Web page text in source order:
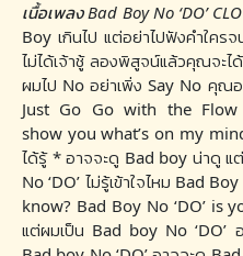
เนื้อเพลง Bad Boy No ‘DO’
Boy เกินไป แต่อย่าไปฟังคำใคร
ไม่ได้เจ้าชู้ ลองพิสูจน์แล้วคุณจะ
ผมไป No อย่าเพิ่ง Say No คุณ
Just Go Go with the Flow
show you what’s on my
ได้รู้ * อาจจะดู Bad boy น่าดู แ
No ‘DO’ ไม่รู้เข้าใจไหม Bad
know? Bad Boy No ‘DO’ is
แต่ผมเป็น Bad boy No ‘DO’